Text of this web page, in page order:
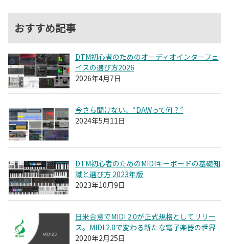
おすすめ記事
DTM初心者のためのオーディオインターフェ
イスの選び方2026
2026年4月7日
今さら聞けない、“DAWって何？”
2024年5月11日
DTM初心者のためのMIDIキーボードの基礎知
識と選び方 2023年版
2023年10月9日
日米合意でMIDI 2.0が正式規格としてリリー
ス。MIDI 2.0で変わる新たな電子楽器の世界
2020年2月25日